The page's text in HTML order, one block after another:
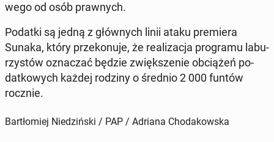
we­go od osób praw­nych.
Podatki są jedną z głów­nych linii ataku pre­mie­ra
Sunaka, który prze­ko­nu­je, że re­ali­za­cja pro­gra­mu la­bu­
rzy­stów ozna­czać będzie zwięk­sze­nie ob­cią­żeń po­
dat­ko­wych każdej rodziny o średnio 2 000 funtów
rocznie.
Bartłomiej Niedziński / PAP / Adriana Chodakowska